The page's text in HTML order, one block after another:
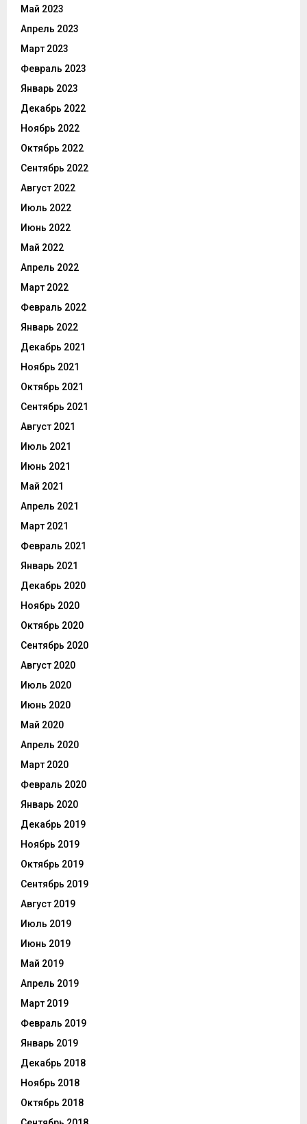
Май 2023
Апрель 2023
Март 2023
Февраль 2023
Январь 2023
Декабрь 2022
Ноябрь 2022
Октябрь 2022
Сентябрь 2022
Август 2022
Июль 2022
Июнь 2022
Май 2022
Апрель 2022
Март 2022
Февраль 2022
Январь 2022
Декабрь 2021
Ноябрь 2021
Октябрь 2021
Сентябрь 2021
Август 2021
Июль 2021
Июнь 2021
Май 2021
Апрель 2021
Март 2021
Февраль 2021
Январь 2021
Декабрь 2020
Ноябрь 2020
Октябрь 2020
Сентябрь 2020
Август 2020
Июль 2020
Июнь 2020
Май 2020
Апрель 2020
Март 2020
Февраль 2020
Январь 2020
Декабрь 2019
Ноябрь 2019
Октябрь 2019
Сентябрь 2019
Август 2019
Июль 2019
Июнь 2019
Май 2019
Апрель 2019
Март 2019
Февраль 2019
Январь 2019
Декабрь 2018
Ноябрь 2018
Октябрь 2018